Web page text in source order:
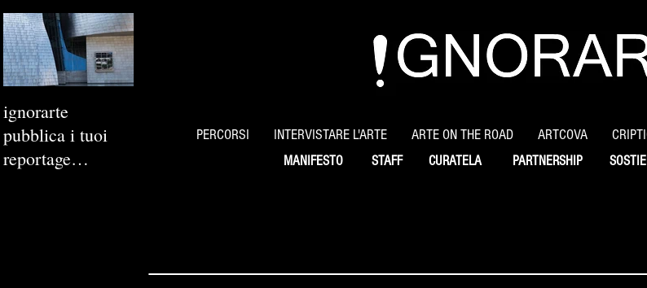
ignorarte
pubblica i tuoi
reportage
PERCORSI INTERVISTARE L'ARTE ARTE ON THE ROAD ARTCOVA
MANIFESTO STAFF CURATELA PARTNERSHIP